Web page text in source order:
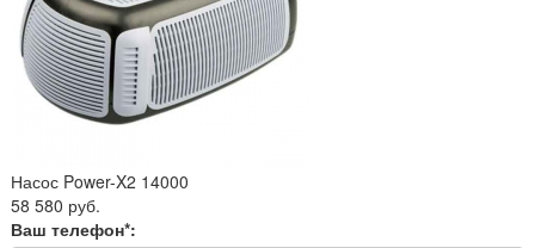
Насос Power-X2 14000
58 580 руб.
Ваш телефон*: